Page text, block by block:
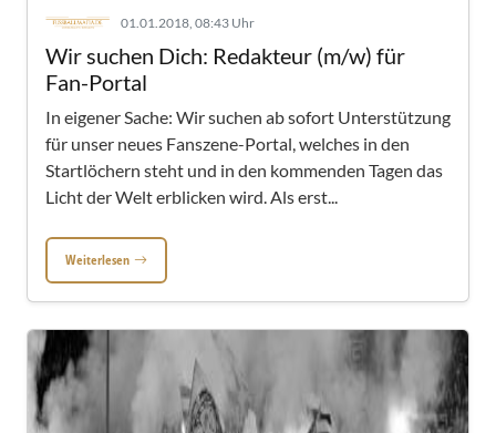
01.01.2018, 08:43 Uhr
Wir suchen Dich: Redakteur (m/w) für
Fan-Portal
In eigener Sache: Wir suchen ab sofort Unterstützung
für unser neues Fanszene-Portal, welches in den
Startlöchern steht und in den kommenden Tagen das
Licht der Welt erblicken wird. Als erst...
Weiterlesen